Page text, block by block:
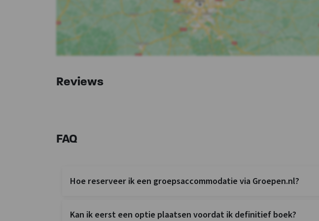
Reviews
FAQ
Hoe reserveer ik een groepsaccommodatie via Groepen.nl?
Kan ik eerst een optie plaatsen voordat ik definitief boek?